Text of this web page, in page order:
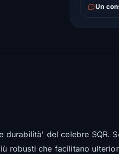
Un
del celebre SQR.
robusti che facilitano